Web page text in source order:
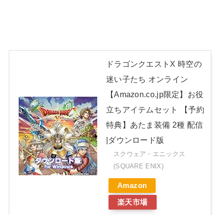
ドラゴンクエストX 時空の
迷い子たち オンライン
【Amazon.co.jp限定】お役
立ちアイテムセット 【予約
特典】あたま装備 2種 配信
|ダウンロード版
スクウェア・エニックス
(SQUARE ENIX)
Amazon
楽天市場